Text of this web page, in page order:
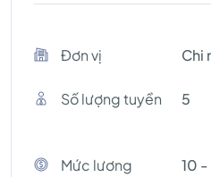
Đơn vị Chi
Số lượng tuyền 5
Mức lương 10